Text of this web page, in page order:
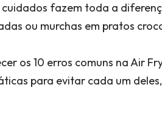
fazem toda a
ou murchas em pratos
os 10 erros comuns na Air
para evitar cada um